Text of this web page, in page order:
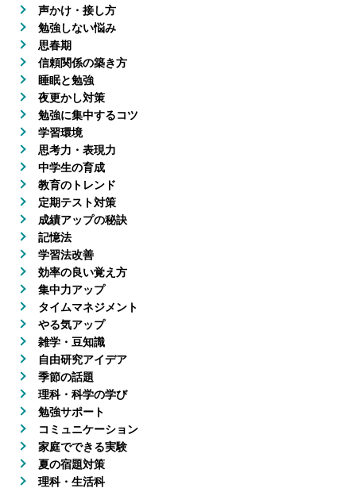
声かけ・接し方
勉強しない悩み
思春期
信頼関係の築き方
睡眠と勉強
夜更かし対策
勉強に集中するコツ
学習環境
思考力・表現力
中学生の育成
教育のトレンド
定期テスト対策
成績アップの秘訣
記憶法
学習法改善
効率の良い覚え方
集中力アップ
タイムマネジメント
やる気アップ
雑学・豆知識
自由研究アイデア
季節の話題
理科・科学の学び
勉強サポート
コミュニケーション
家庭でできる実験
夏の宿題対策
理科・生活科